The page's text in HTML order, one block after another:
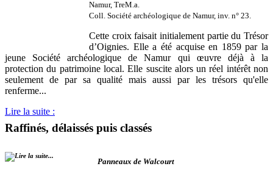
Namur, TreM.a.
Coll. Société archéologique de Namur, inv. n° 23.
Cette croix faisait initialement partie du Trésor
d’Oignies. Elle a été acquise en 1859 par la
jeune Société archéologique de Namur qui œuvre déjà à la
protection du patrimoine local. Elle suscite alors un réel intérêt non
seulement de par sa qualité mais aussi par les trésors qu'elle
renferme...
Lire la suite :
Raffinés, délaissés puis classés
Panneaux de Walcourt